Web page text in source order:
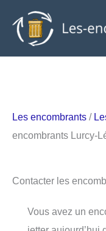
contenu
Les encombrants /
encombrants Lurcy-
Contacter les
Vous avez un